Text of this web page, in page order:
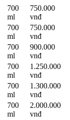
700
ml
750.000
vnđ
700
ml
750.000
vnđ
700
ml
900.000
vnđ
700
ml
1.250.000
vnđ
700
ml
1.300.000
vnđ
700
ml
2.000.000
vnđ